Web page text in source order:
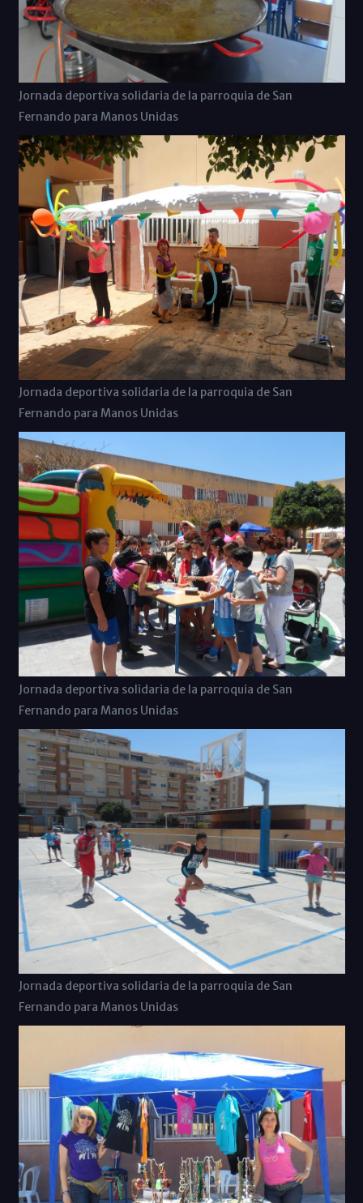
Jornada deportiva solidaria de la parroquia de San
Fernando para Manos Unidas
Jornada deportiva solidaria de la parroquia de San
Fernando para Manos Unidas
Jornada deportiva solidaria de la parroquia de San
Fernando para Manos Unidas
Jornada deportiva solidaria de la parroquia de San
Fernando para Manos Unidas